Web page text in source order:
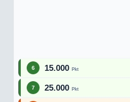
6 15.000 Pkt
7 25.000 Pkt